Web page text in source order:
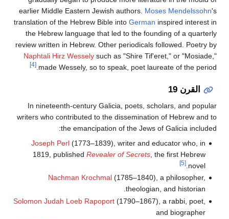
earlier Middle Eastern Jewish authors. Moses Mendelssohn's
translation of the Hebrew Bible into German inspired interest in
the Hebrew language that led to the founding of a quarterly
review written in Hebrew. Other periodicals followed. Poetry by
Naphtali Hirz Wessely such as "Shire Tif'eret," or "Mosiade,"
made Wessely, so to speak, poet laureate of the period.
[4]
القرن 19
In nineteenth-century Galicia, poets, scholars, and popular
writers who contributed to the dissemination of Hebrew and to
the emancipation of the Jews of Galicia included:
Joseph Perl(1773–1839), writer and educator who, in
1819, published Revealer of Secrets, the first Hebrew
novel.
[5]
Nachman Krochmal(1785–1840), a philosopher,
theologian, and historian.
Solomon Judah Loeb Rapoport(1790–1867), a rabbi, poet,
and biographer